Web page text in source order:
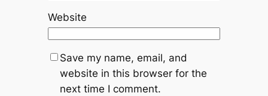
Website
Save my name, email, and
website in this browser for the
next time I comment.